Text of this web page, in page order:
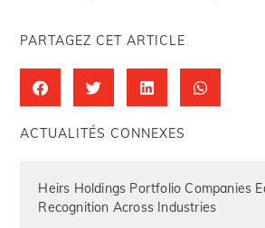
PARTAGEZ CET ARTICLE
ACTUALITÉS CONNEXES
Heirs Holdings Portfolio Companies
Recognition Across Industries